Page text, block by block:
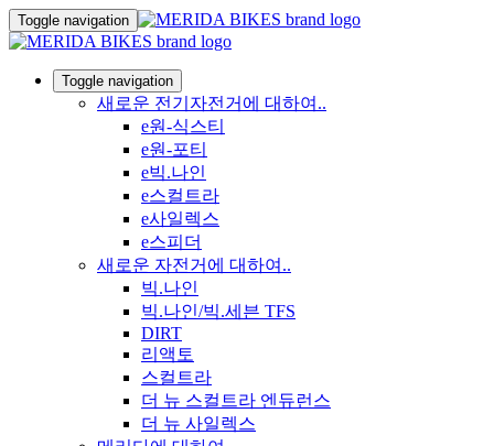
Toggle navigation
Toggle navigation
새로운 전기자전거에 대하여..
e원-식스티
e원-포티
e빅.나인
e스컬트라
e사일렉스
e스피더
새로운 자전거에 대하여..
빅.나인
빅.나인/빅.세븐 TFS
DIRT
리액토
스컬트라
더 뉴 스컬트라 엔듀런스
더 뉴 사일렉스